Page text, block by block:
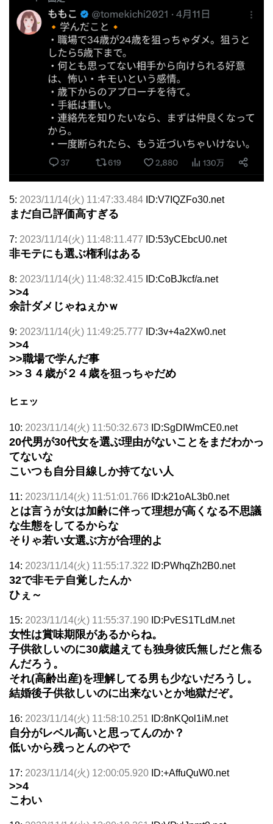
5: 2023/11/14(火) 11:47:33.484 ID:V7IQZFo30.net
まだ自己評価高すぎる
7: 2023/11/14(火) 11:48:11.477 ID:53yCEbcU0.net
非モテにも選ぶ権利はある
8: 2023/11/14(火) 11:48:32.415 ID:CoBJkcf/a.net
>>4
余計ダメじゃねぇかｗ
9: 2023/11/14(火) 11:49:25.777 ID:3v+4a2Xw0.net
>>4
>>職場で学んだ事
>>３４歳が２４歳を狙っちゃだめ
ヒェッ
10: 2023/11/14(火) 11:50:32.673 ID:SgDIWmCE0.net
20代男が30代女を選ぶ理由がないことをまだわかっ
てないな
こいつも自分目線しか持てない人
11: 2023/11/14(火) 11:51:01.766 ID:k21oAL3b0.net
とは言うが女は加齢に伴って理想が高くなる不思議
な生態をしてるからな
そりゃ若い女選ぶ方が合理的よ
14: 2023/11/14(火) 11:55:17.322 ID:PWhqZh2B0.net
32で非モテ自覚したんか
ひぇ～
15: 2023/11/14(火) 11:55:37.190 ID:PvES1TLdM.net
女性は賞味期限があるからね。
子供欲しいのに30歳越えても独身彼氏無しだと焦る
んだろう。
それ(高齢出産)を理解してる男も少ないだろうし。
結婚後子供欲しいのに出来ないとか地獄だぞ。
16: 2023/11/14(火) 11:58:10.251 ID:8nKQol1iM.net
自分がレベル高いと思ってんのか？
低いから残っとんのやで
17: 2023/11/14(火) 12:00:05.920 ID:+AffuQuW0.net
>>4
こわい